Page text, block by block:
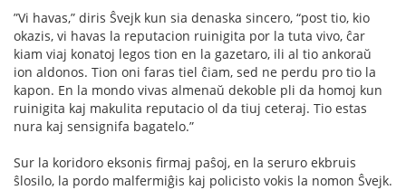
”Vi havas,” diris Ŝvejk kun sia denaska sincero, “post tio, kio
okazis, vi havas la reputacion ruinigita por la tuta vivo, ĉar
kiam viaj konatoj legos tion en la gazetaro, ili al tio ankoraŭ
ion aldonos. Tion oni faras tiel ĉiam, sed ne perdu pro tio la
kapon. En la mondo vivas almenaŭ dekoble pli da homoj kun
ruinigita kaj makulita reputacio ol da tiuj ceteraj. Tio estas
nura kaj sensignifa bagatelo.”
Sur la koridoro eksonis ﬁrmaj paŝoj, en la seruro ekbruis
ŝlosilo, la pordo malfermiĝis kaj policisto vokis la nomon Ŝvejk.